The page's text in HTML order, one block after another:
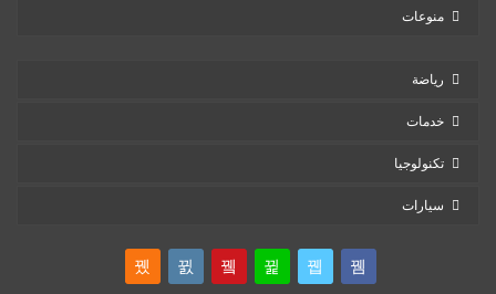
منوعات
رياضة
خدمات
تكنولوجيا
سيارات